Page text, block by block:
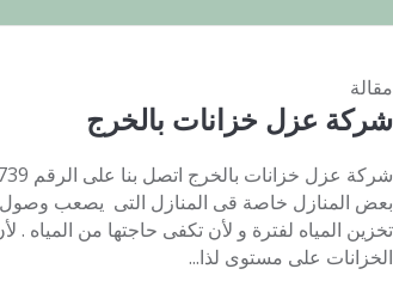
مقالة
شركة عزل خزانات بالخرج
بعض المنازل خاصة قى المنازل التى يصعب وصول
تخزين المياه لفترة و لأن تكفى حاجتها من المياه .
الخزانات على مستوى لذا...